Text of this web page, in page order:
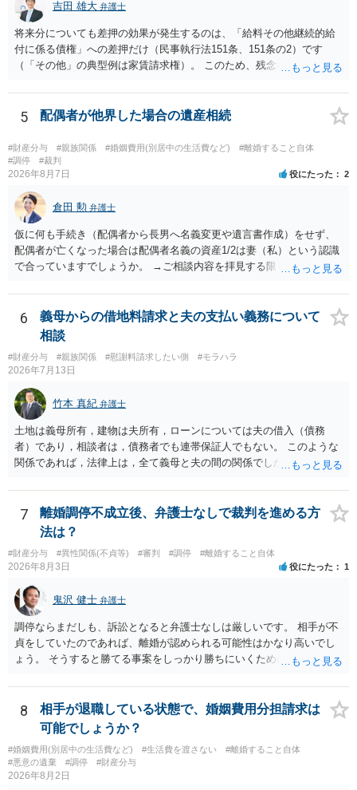
吉田 雄大 弁護士
将来分についても差押の効果が発生するのは、「給料その他継続的給
付に係る債権」への差押だけ（民事執行法151条、151条の2）です
（「その他」の典型例は家賃請求権）。 このため、残念ながらお答え
のみが配当の対象です。
5 配偶者が他界した場合の遺産相続
#財産分与 #親族関係 #婚姻費用(別居中の生活費など)
#離婚すること自体
#調停
#裁判
2026年8月7日 役にたった 2
倉田 勲 弁護士
仮に何も手続き（配偶者から長男へ名義変更や遺言書作成）をせず、
配偶者が亡くなった場合は配偶者名義の資産1/2は妻（私）という認識
で合っていますでしょうか。 →ご相談内容を拝見する限りでは、その
完全に所有する場合は、他の相続人に対して自宅の評価額の１/２の代
償金の支払いが必要になります。
6
義母からの借地料請求と夫の支払い義務について
相談
#財産分与 #親族関係 #慰謝料請求したい側 #モラハラ
2026年7月13日
竹本 真紀 弁護士
土地は義母所有，建物は夫所有，ローンについては夫の借入（債務
者）であり，相談者は，債務者でも連帯保証人でもない。 このような
関係であれば，法律上は，全て義母と夫の間の関係でしかありませ
せる）がされていたのでしょうかね。 いずれにしても，使用貸借では
なくて賃貸借にするというのであれば，夫と義母の関係でしかありま
せん。 これが法律上の話です。 「夫にこうなったのはお前のせいなん
だからお前が払えよ！と怒鳴られました。」 こうなった経緯は不明で
すが，法律上は，夫と義母の間の話ですから，二人で賃料等の合意を
するか否かを決め，夫が義母に支払をするだけのことです。この合意
をしない場合に，義母がどのような選択をするかは，義母の判断でし
かありません（抵当権の解除の話をしているようですが）。 夫が賃料
の支払を相談者に請求したとしても，法律上の支払義務は生じませ
ん。変な賃貸借契約書（なぜか，賃借人が相談者になっているなど）
が作成されない限り，相談者に負担は生じないのです。にもかかわら
ず，請求してくるのだとすれば，そのような請求を押し付けてくる夫
について，どのように評価するかの話になると思います。 抵当権の解
除は，金融機関（担保権者）の方が応じることがないと思います。ロ
ーンの支払いもしなければ，抵当権が実行されて土地が売却されて
（おそらく，建物も共同担保に入っていると思うので，競売自体はさ
ほど問題ありません。）売却代金が建物のローンに充当され，残額は
名義人である夫に請求されることになります。相談者は，債務に関係
なく，連帯保証人でもありませんので，負担する理由がありません。
7
離婚調停不成立後、弁護士なしで裁判を進める方
法は？
#財産分与 #異性関係(不貞等) #審判 #調停 #離婚すること自体
2026年8月3日 役にたった 1
鬼沢 健士 弁護士
調停ならまだしも、訴訟となると弁護士なしは厳しいです。 相手が不
貞をしていたのであれば、離婚が認められる可能性はかなり高いでし
ょう。 そうすると勝てる事案をしっかり勝ちにいくためにも弁護士委
8
相手が退職している状態で、婚姻費用分担請求は
可能でしょうか？
#婚姻費用(別居中の生活費など) #生活費を渡さない
#離婚すること自体
#悪意の遺棄
#調停 #財産分与
2026年8月2日